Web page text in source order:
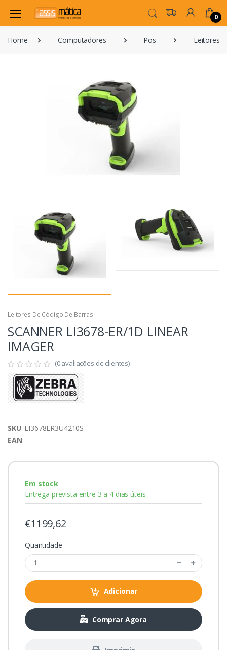
0
Home Computadores Pos Leitores
Leitores De Código De Barras
SCANNER LI3678-ER/1D LINEAR
IMAGER
(0 avaliações de clientes)
SKU: LI3678ER3U4210S
EAN:
Em stock
Entrega prevista entre 3 a 4 dias úteis
€1199,62
Quantidade
Adicionar
Comprar Agora